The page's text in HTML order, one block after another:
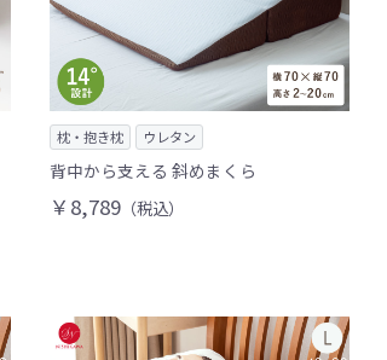
枕・抱き枕 ウレタン
背中から支える 斜めまくら
￥8,789（税込）